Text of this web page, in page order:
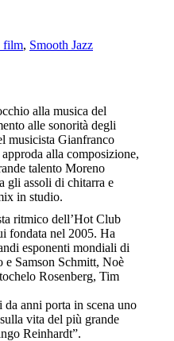
film, Smooth Jazz
alla musica del
alle sonorità degli
musicista Gianfranco
alla composizione,
talento Moreno
gli assoli di chitarra e
in studio.
ritmico dell’Hot Club
fondata nel 2005. Ha
esponenti mondiali di
e Samson Schmitt, Noè
Rosenberg, Tim
anni porta in scena uno
vita del più grande
Reinhardt”.